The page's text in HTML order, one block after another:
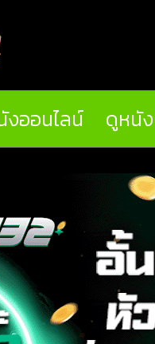
ออนไลน์ ดูหนั